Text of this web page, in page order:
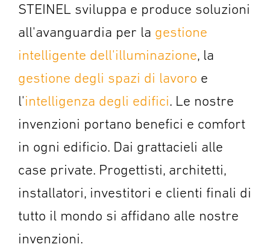
STEINEL sviluppa e produce soluzioni
all'avanguardia per la gestione
intelligente dell'illuminazione, la
gestione degli spazi di lavoro e
l'intelligenza degli edifici. Le nostre
invenzioni portano benefici e comfort
in ogni edificio. Dai grattacieli alle
case private. Progettisti, architetti,
installatori, investitori e clienti finali di
tutto il mondo si affidano alle nostre
invenzioni.